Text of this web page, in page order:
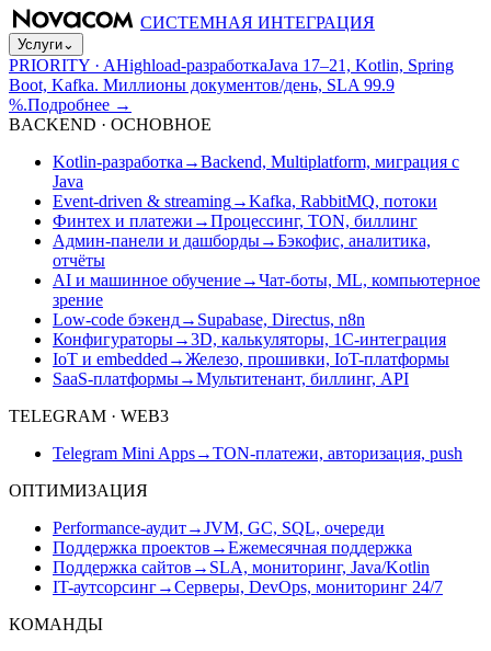
СИСТЕМНАЯ ИНТЕГРАЦИЯ
Услуги⌄
PRIORITY · AHighload-разработкаJava 17–21, Kotlin, Spring
Boot, Kafka. Миллионы документов/день, SLA 99.9
%.Подробнее →
BACKEND · ОСНОВНОЕ
Kotlin-разработка →Backend, Multiplatform, миграция с
Java
Event-driven & streaming→Kafka, RabbitMQ, потоки
Финтех и платежи →Процессинг, TON, биллинг
Админ-панели и дашборды→Бэкофис, аналитика,
отчёты
AI и машинное обучение→Чат-боты, ML, компьютерное
зрение
Low-code бэкенд→ Supabase, Directus, n8n
Конфигураторы→3D, калькуляторы, 1С-интеграция
IoT и embedded →Железо, прошивки, IoT-платформы
SaaS-платформы→Мультитенант, биллинг, API
TELEGRAM · WEB3
Telegram Mini Apps→TON-платежи, авторизация, push
ОПТИМИЗАЦИЯ
Performance-аудит→JVM, GC, SQL, очереди
Поддержка проектов →Ежемесячная поддержка
Поддержка сайтов → SLA, мониторинг, Java/Kotlin
IT-аутсорсинг→Серверы, DevOps, мониторинг 24/7
КОМАНДЫ